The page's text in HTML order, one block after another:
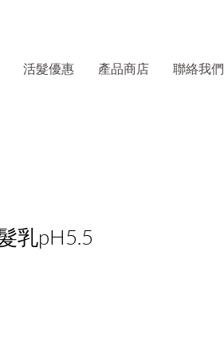
活髮優惠 產品商店 聯絡我們
乳pH5.5